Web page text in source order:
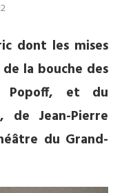
dont les mises
la bouche des
Popoff, et du
Jean-Pierre
du Grand-